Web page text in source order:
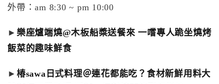
外帶：am 8:30 ~ pm 10:00
► 樂座爐端燒@木板船槳送餐來 一嚐專人跪坐燒烤
飯菜的趣味鮮食
► 椿sawa日式料理＠連花都能吃？食材新鮮用料大